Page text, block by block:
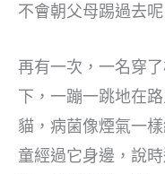
不會朝父母踢過去
再有一次，一名穿
下，一蹦一跳地在
貓，病菌像煙氣一
童經過它身邊，說